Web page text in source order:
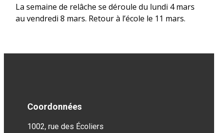
La semaine de relâche se déroule du lundi 4 mars
au vendredi 8 mars. Retour à l’école le 11 mars.
Coordonnées
1002, rue des Écoliers